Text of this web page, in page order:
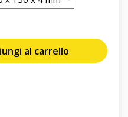
al carrello